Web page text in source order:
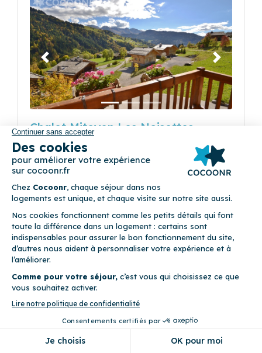
Précédent Suivant
Chalet Mitoyen Les Noisettes
CHALET MITOYEN - LES NOISETTES, 303
chemin des Frasses 74450 Le Grand-Bornand
Balcon • Draps fournis • Linge de maison fourni • Parking privé
• WiFi